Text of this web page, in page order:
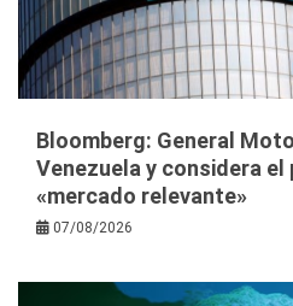
Bloomberg: General
Venezuela y considera el
«mercado relevante»
07/08/2026